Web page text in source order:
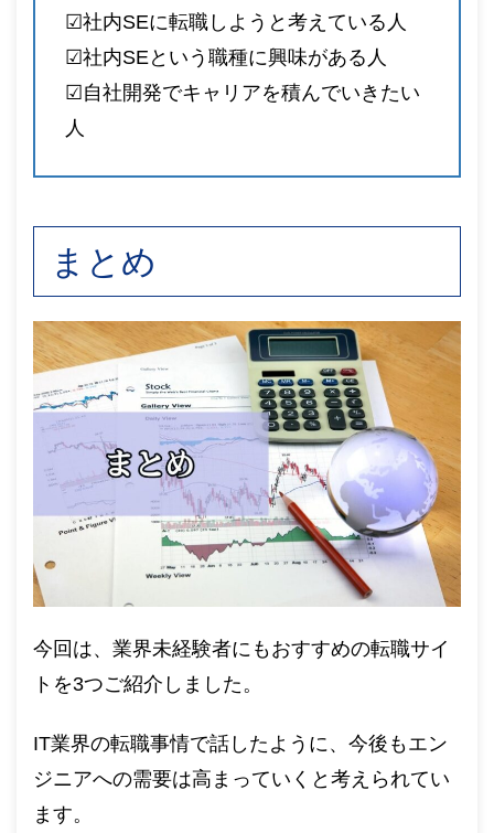
☑︎社内SEに転職しようと考えている人
☑︎社内SEという職種に興味がある人
☑︎自社開発でキャリアを積んでいきたい
人
まとめ
今回は、業界未経験者にもおすすめの転職サイ
トを3つご紹介しました。
IT業界の転職事情で話したように、今後もエン
ジニアへの需要は高まっていくと考えられてい
ます。